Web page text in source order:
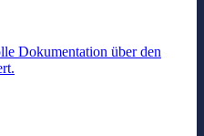
Dokumentation über den